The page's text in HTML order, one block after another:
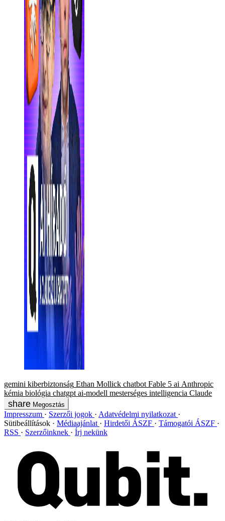
gemini kiberbiztonság Ethan Mollick chatbot Fable 5 ai Anthropic
kémia biológia chatgpt ai-modell mesterséges intelligencia Claude
Megosztás
Impresszum Szerzői jogok
Adatvédelmi nyilatkozat
Sütibeállítások
Médiaajánlat Hirdetői ÁSZF
Támogatói ÁSZF
RSS
Szerzőinknek Írj nekünk